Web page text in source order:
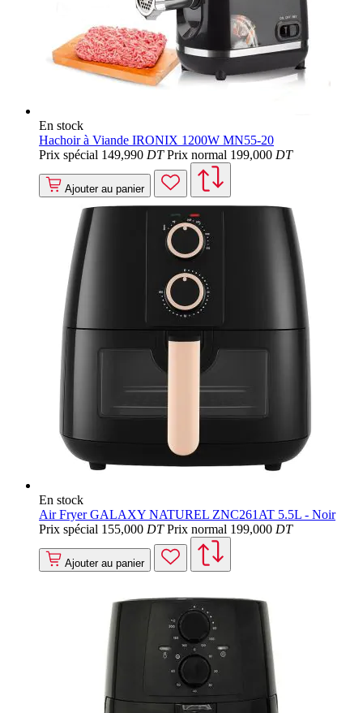
En stock
Hachoir à Viande IRONIX 1200W MN55-20
Prix spécial 149,990 DT Prix normal 199,000 DT
Ajouter au panier
En stock
Air Fryer GALAXY NATUREL ZNC261AT 5.5L - Noir
Prix spécial 155,000 DT Prix normal 199,000 DT
Ajouter au panier